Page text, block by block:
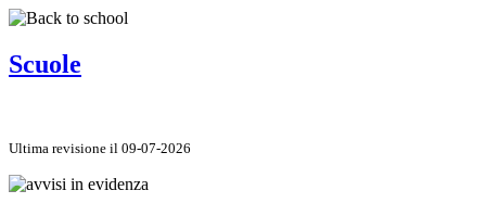
Scuole
Ultima revisione il 09-07-2026